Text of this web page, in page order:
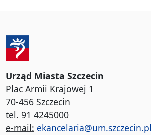
Urząd Miasta Szczecin
Plac Armii Krajowej 1
70-456 Szczecin
tel. 91 4245000
e-mail: ekancelaria@um.szczecin.pl